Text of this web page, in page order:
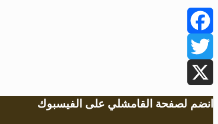
Facebook
Twitter
X
انضم لصفحة القامشلي على الفيسبوك